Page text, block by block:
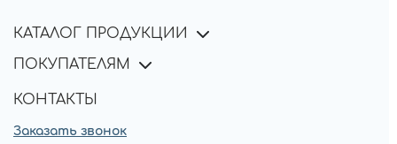
КАТАЛОГ ПРОДУКЦИИ
ПОКУПАТЕЛЯМ
КОНТАКТЫ
Заказать звонок